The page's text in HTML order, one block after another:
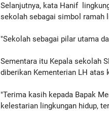
Selanjutnya, kata Hanif
sekolah sebagai simbol ramah
"Sekolah sebagai pilar utama
Sementara itu Kepala sekolah
diberikan Kementerian LH atas
"Terima kasih kepada Bapak
kelestarian lingkungan hidup,